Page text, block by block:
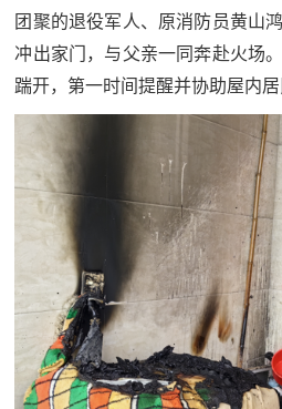
热
点
追
防
规
国
防
法
规
国
防
知
识
团聚的退役军人、原消防员黄山
冲出家门，与父亲一同奔赴火场
踹开，第一时间提醒并协助屋内居